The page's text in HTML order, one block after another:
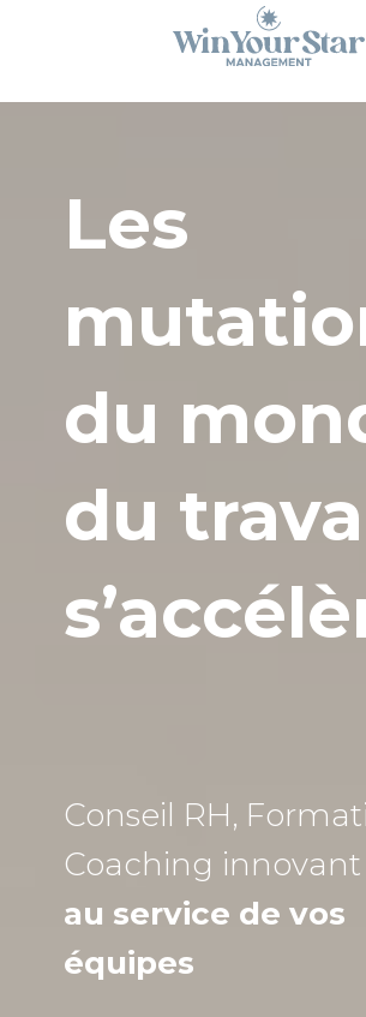
Les
du
du
Conseil RH,
Coaching innovant
au service de vos
équipes